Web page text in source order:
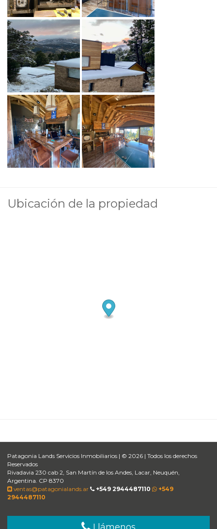
Ubicación de la propiedad
Patagonia Lands Servicios Inmobiliarios | © 2026 | Todos los derechos
Reservados
Rivadavia 230 cab 2, San Martín de los Andes, Lacar, Neuquén,
Argentina. CP 8370
ventas@patagonialands.ar
+549 2944487110
+549
2944487110